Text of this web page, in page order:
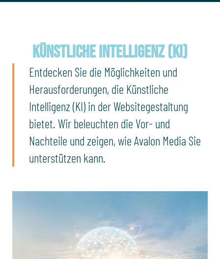
Künstliche Intelligenz (KI)
Entdecken Sie die Möglichkeiten und
Herausforderungen, die Künstliche
Intelligenz (KI) in der Websitegestaltung
bietet. Wir beleuchten die Vor- und
Nachteile und zeigen, wie Avalon Media Sie
unterstützen kann.